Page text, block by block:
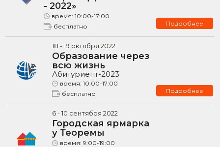
- 2022»
время: 10:00-17:00
бесплатно
Подробнее
18 -19 октября 2022
Образование через
всю жизнь
Абитуриент-2023
время: 10:00-17:00
бесплатно
Подробнее
6-10 сентября 2022
Городская ярмарка
у Теоремы
время: 9:00-19:00